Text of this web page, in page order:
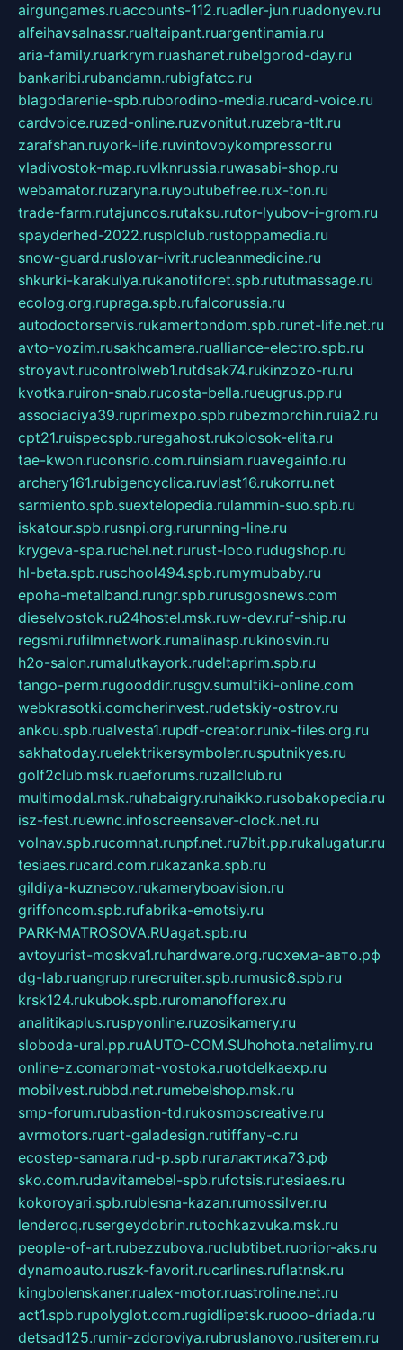
airgungames.ruaccounts-112.ruadler-jun.ruadonyev.ru
alfeihavsalnassr.rualtaipant.ruargentinamia.ru
aria-family.ruarkrym.ruashanet.rubelgorod-day.ru
bankaribi.rubandamn.rubigfatcc.ru
blagodarenie-spb.ruborodino-media.rucard-voice.ru
cardvoice.ruzed-online.ruzvonitut.ruzebra-tlt.ru
zarafshan.ruyork-life.ruvintovoykompressor.ru
vladivostok-map.ruvlknrussia.ruwasabi-shop.ru
webamator.ruzaryna.ruyoutubefree.rux-ton.ru
trade-farm.rutajuncos.rutaksu.rutor-lyubov-i-grom.ru
spayderhed-2022.rusplclub.rustoppamedia.ru
snow-guard.ruslovar-ivrit.rucleanmedicine.ru
shkurki-karakulya.rukanotiforet.spb.rututmassage.ru
ecolog.org.rupraga.spb.rufalcorussia.ru
autodoctorservis.rukamertondom.spb.runet-life.net.ru
avto-vozim.rusakhcamera.rualliance-electro.spb.ru
stroyavt.rucontrolweb1.rutdsak74.rukinzozo-ru.ru
kvotka.ruiron-snab.rucosta-bella.rueugrus.pp.ru
associaciya39.ruprimexpo.spb.rubezmorchin.ruia2.ru
cpt21.ruispecspb.ruregahost.rukolosok-elita.ru
tae-kwon.ruconsrio.com.ruinsiam.ruavegainfo.ru
archery161.rubigencyclica.ruvlast16.rukorru.net
sarmiento.spb.suextelopedia.rulammin-suo.spb.ru
iskatour.spb.rusnpi.org.rurunning-line.ru
krygeva-spa.ruchel.net.rurust-loco.rudugshop.ru
hl-beta.spb.ruschool494.spb.rumymubaby.ru
epoha-metalband.rungr.spb.rurusgosnews.com
dieselvostok.ru24hostel.msk.ruw-dev.ruf-ship.ru
regsmi.rufilmnetwork.rumalinasp.rukinosvin.ru
h2o-salon.rumalutkayork.rudeltaprim.spb.ru
tango-perm.rugooddir.rusgv.sumultiki-online.com
webkrasotki.comcherinvest.rudetskiy-ostrov.ru
ankou.spb.rualvesta1.rupdf-creator.runix-files.org.ru
sakhatoday.ruelektrikersymboler.rusputnikyes.ru
golf2club.msk.ruaeforums.ruzallclub.ru
multimodal.msk.ruhabaigry.ruhaikko.rusobakopedia.ru
isz-fest.ruewnc.infoscreensaver-clock.net.ru
volnav.spb.rucomnat.runpf.net.ru7bit.pp.rukalugatur.ru
tesiaes.rucard.com.rukazanka.spb.ru
gildiya-kuznecov.rukameryboavision.ru
griffoncom.spb.rufabrika-emotsiy.ru
PARK-MATROSOVA.RUagat.spb.ru
avtoyurist-moskva1.ruhardware.org.ruсхема-авто.рф
dg-lab.ruangrup.rurecruiter.spb.rumusic8.spb.ru
krsk124.rukubok.spb.ruromanofforex.ru
analitikaplus.ruspyonline.ruzosikamery.ru
sloboda-ural.pp.ruAUTO-COM.SUhohota.netalimy.ru
online-z.comaromat-vostoka.ruotdelkaexp.ru
mobilvest.rubbd.net.rumebelshop.msk.ru
smp-forum.rubastion-td.rukosmoscreative.ru
avrmotors.ruart-galadesign.rutiffany-c.ru
ecostep-samara.rud-p.spb.ruгалактика73.рф
sko.com.rudavitamebel-spb.rufotsis.rutesiaes.ru
kokoroyari.spb.rublesna-kazan.rumossilver.ru
lenderoq.rusergeydobrin.rutochkazvuka.msk.ru
people-of-art.rubezzubova.ruclubtibet.ruorior-aks.ru
dynamoauto.ruszk-favorit.rucarlines.ruflatnsk.ru
kingbolenskaner.rualex-motor.ruastroline.net.ru
act1.spb.rupolyglot.com.rugidlipetsk.ruooo-driada.ru
detsad125.rumir-zdoroviya.rubruslanovo.rusiterem.ru